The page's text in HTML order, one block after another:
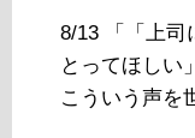
8/13 「「上司
とってほしい
こういう声を